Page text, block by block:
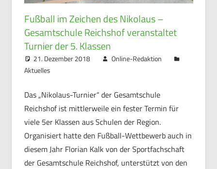
Fußball im Zeichen des Nikolaus –
Gesamtschule Reichshof veranstaltet
Turnier der 5. Klassen
21. Dezember 2018
Online-Redaktion
Aktuelles
Das „Nikolaus-Turnier“ der Gesamtschule
Reichshof ist mittlerweile ein fester Termin für
viele 5er Klassen aus Schulen der Region.
Organisiert hatte den Fußball-Wettbewerb auch in
diesem Jahr Florian Kalk von der Sportfachschaft
der Gesamtschule Reichshof, unterstützt von den